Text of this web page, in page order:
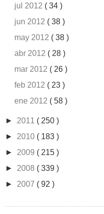
jul 2012 ( 34 )
jun 2012 ( 38 )
may 2012 ( 38 )
abr 2012 ( 28 )
mar 2012 ( 26 )
feb 2012 ( 23 )
ene 2012 ( 58 )
► 2011 ( 250 )
► 2010 ( 183 )
► 2009 ( 215 )
► 2008 ( 339 )
► 2007 ( 92 )